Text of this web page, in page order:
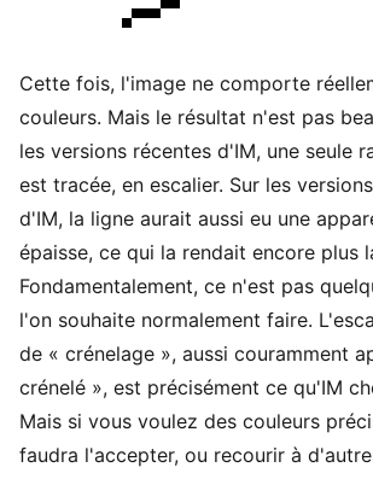
Cette fois, l'image ne comporte
couleurs. Mais le résultat n'est pas
les versions récentes d'IM, une seule
est tracée, en escalier. Sur les
d'IM, la ligne aurait aussi eu une
épaisse, ce qui la rendait encore plus
Fondamentalement, ce n'est pas
l'on souhaite normalement faire.
de « crénelage », aussi couramment
crénelé », est précisément ce qu'IM
Mais si vous voulez des couleurs
faudra l'accepter, ou recourir à